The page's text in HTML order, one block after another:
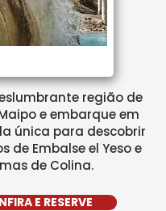
região de
e embarque em
única para descobrir
de Embalse el Yeso e
de Colina.
E RESERVE